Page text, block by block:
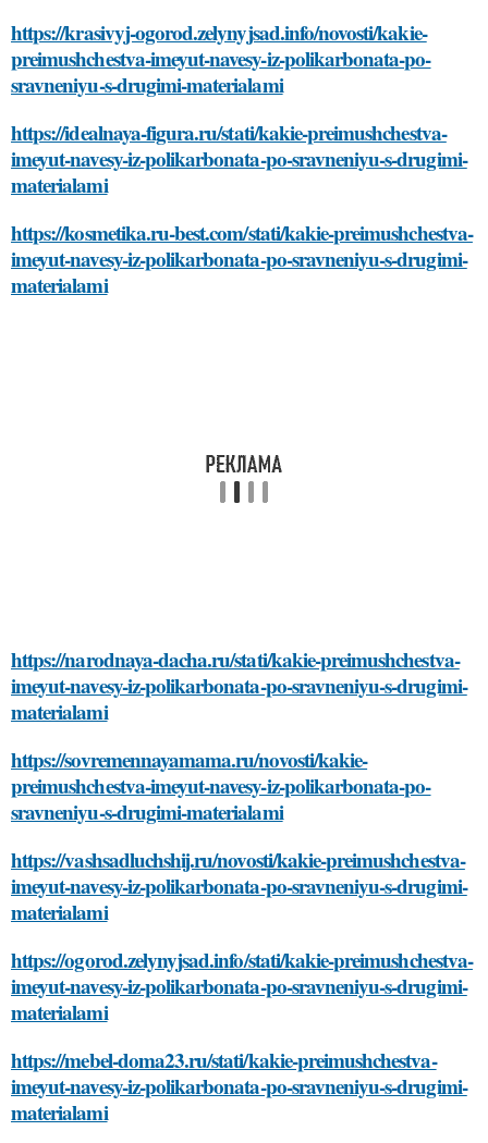
https://krasivyj-ogorod.zelynyjsad.info/novosti/kakie-
preimushchestva-imeyut-navesy-iz-polikarbonata-po-
sravneniyu-s-drugimi-materialami
https://idealnaya-figura.ru/stati/kakie-preimushchestva-
imeyut-navesy-iz-polikarbonata-po-sravneniyu-s-drugimi-
materialami
https://kosmetika.ru-best.com/stati/kakie-preimushchestva-
imeyut-navesy-iz-polikarbonata-po-sravneniyu-s-drugimi-
materialami
https://narodnaya-dacha.ru/stati/kakie-preimushchestva-
imeyut-navesy-iz-polikarbonata-po-sravneniyu-s-drugimi-
materialami
https://sovremennayamama.ru/novosti/kakie-
preimushchestva-imeyut-navesy-iz-polikarbonata-po-
sravneniyu-s-drugimi-materialami
https://vashsadluchshij.ru/novosti/kakie-preimushchestva-
imeyut-navesy-iz-polikarbonata-po-sravneniyu-s-drugimi-
materialami
https://ogorod.zelynyjsad.info/stati/kakie-preimushchestva-
imeyut-navesy-iz-polikarbonata-po-sravneniyu-s-drugimi-
materialami
https://mebel-doma23.ru/stati/kakie-preimushchestva-
imeyut-navesy-iz-polikarbonata-po-sravneniyu-s-drugimi-
materialami